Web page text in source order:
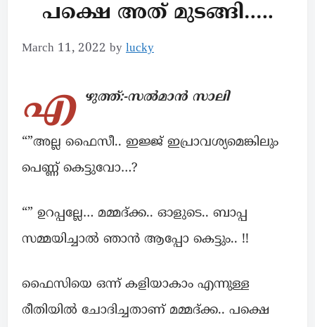
പക്ഷെ അത് മുടങ്ങി…..
March 11, 2022 by lucky
എ ഴുത്ത്:-സൽമാൻ സാലി
“”അല്ല ഫൈസീ.. ഇജ്ജ് ഇപ്രാവശ്യമെങ്കിലും
പെണ്ണ് കെട്ടുവോ…?
“” ഉറപ്പല്ലേ… മമ്മദ്ക്ക.. ഓളുടെ.. ബാപ്പ
സമ്മയിച്ചാൽ ഞാൻ ആപ്പോ കെട്ടും.. !!
ഫൈസിയെ ഒന്ന് കളിയാകാം എന്നുള്ള
രീതിയിൽ ചോദിച്ചതാണ് മമ്മദ്ക്ക.. പക്ഷെ